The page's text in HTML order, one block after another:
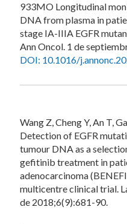
933MO Longitudinal
DNA from plasma in
stage IA-IIIA EGFR
Ann Oncol. 1 de
DOI: 10.1016/
Wang Z, Cheng Y, An T,
Detection of EGFR
tumour DNA as a
gefitinib treatment in
adenocarcinoma
multicentre clinical trial.
de 2018;6(9):681-90.